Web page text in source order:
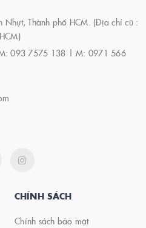
Thành phố HCM. (Địa chỉ cũ :
093 7575 138 | M: 0971 566
CHÍNH SÁCH
Chính sách bảo mật